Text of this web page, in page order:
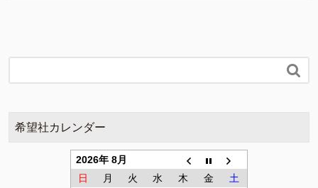

希望社カレンダー
2026年 8月
日
月 火 水 木 金
土